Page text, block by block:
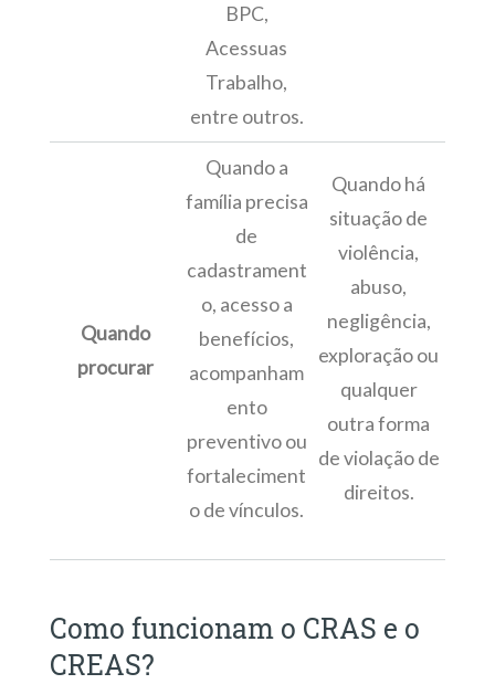
BPC,
Acessuas
Trabalho,
entre outros.
Quando
procurar
Quando a
família precisa
de
cadastrament
o, acesso a
benefícios,
acompanham
ento
preventivo ou
fortaleciment
o de vínculos.
Quando há
situação de
violência,
abuso,
negligência,
exploração ou
qualquer
outra forma
de violação de
direitos.
Como funcionam o CRAS e o
CREAS?